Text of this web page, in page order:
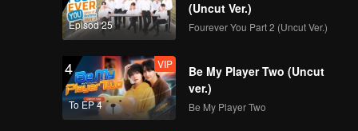
Episod 25
(Uncut Ver.)
Fourever You Part 2 (Uncut Ver.)
4
To EP 4
VIP
Be My Player Two (Uncut
ver.)
Be My Player Two